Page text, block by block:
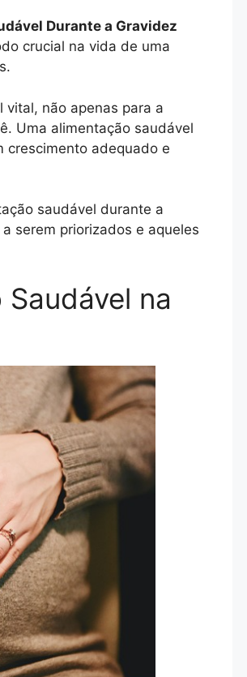
Durante a Gravidez
crucial na vida de uma
vital, não apenas para a
Uma alimentação saudável
crescimento adequado e
saudável durante a
serem priorizados e aqueles
na